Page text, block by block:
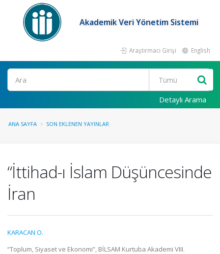
Akademik Veri Yönetim Sistemi
Araştırmacı Girişi English
Ara
Detaylı Arama
ANA SAYFA SON EKLENEN YAYINLAR
“İttihad-ı İslam Düşüncesinde
İran
KARACAN O.
“Toplum, Siyaset ve Ekonomi”, BİLSAM Kurtuba Akademi VIII.